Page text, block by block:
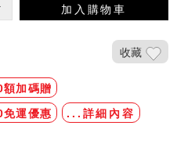
加入購物車
收藏
額加碼贈
免運優惠
...詳細內容